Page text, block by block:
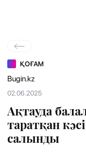
ҚОҒАМ
Bugin.kz
02.06.2025
Ақтауда
таратқан
салынды